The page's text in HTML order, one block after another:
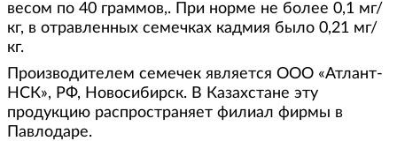
весом по 40 граммов,. При норме не более 0,1 мг/
кг, в отравленных семечках кадмия было 0,21 мг/
кг.
Производителем семечек является ООО «Атлант-
НСК», РФ, Новосибирск. В Казахстане эту
продукцию распространяет филиал фирмы в
Павлодаре.